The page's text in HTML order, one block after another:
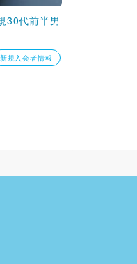
30代前半男
新規入会者情報